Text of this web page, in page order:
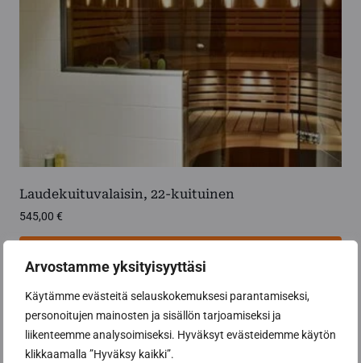
Arvostamme yksityisyyttäsi
Käytämme evästeitä selauskokemuksesi parantamiseksi,
personoitujen mainosten ja sisällön tarjoamiseksi ja
liikenteemme analysoimiseksi. Hyväksyt evästeidemme käytön
klikkaamalla ”Hyväksy kaikki”.
Laudekuituvalaisin, 22-kuituinen
545,00 €